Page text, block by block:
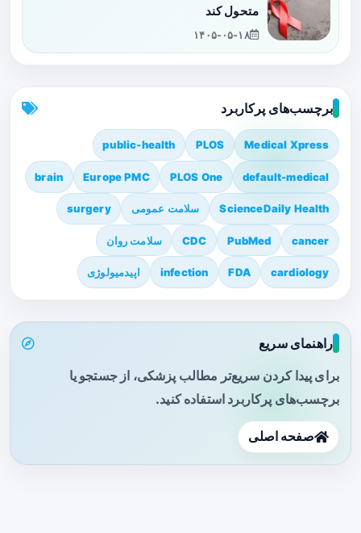
متحول کند
۱۴۰۵-۰۵-۱۸
برچسب‌های پرکاربرد
Medical Xpress
PLOS
public-health
default-medical
PLOS One
Europe PMC
brain
ScienceDaily Health سلامت عمومی surgery
cancer
PubMed
CDC سلامت روان
cardiology
FDA
infection اپیدمیولوژی
راهنمای سریع
برای پیدا کردن سریع‌تر مطالب پزشکی، از جستجو یا
برچسب‌های پرکاربرد استفاده کنید.
صفحه اصلی